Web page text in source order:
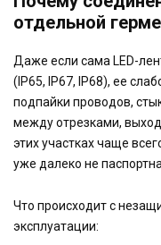
отдельной
Даже если сама LED-
(IP65, IP67, IP68), ее
подпайки проводов,
между отрезками,
этих участках чаще
уже далеко не
Что происходит с
эксплуатации: